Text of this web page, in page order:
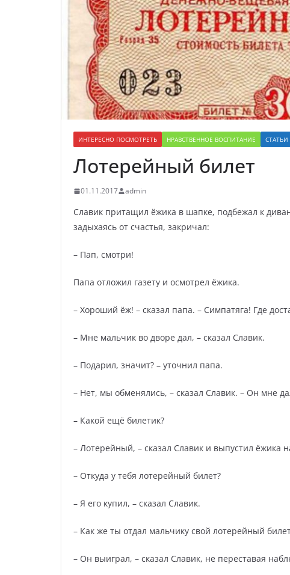
ИНТЕРЕСНО ПОСМОТРЕТЬ НРАВСТВЕННОЕ ВОСПИТАНИЕ
Лотерейный билет
01.11.2017 admin
Славик притащил ёжика в шапке, подбежал к
задыхаясь от счастья, закричал:
– Пап, смотри!
Папа отложил газету и осмотрел ёжика.
– Хороший ёж! – сказал папа. – Симпатяга! Где
– Мне мальчик во дворе дал, – сказал Славик.
– Подарил, значит? – уточнил папа.
– Нет, мы обменялись, – сказал Славик. – Он мне
– Какой ещё билетик?
– Лотерейный, – сказал Славик и выпустил ёжика
– Откуда у тебя лотерейный билет?
– Я его купил, – сказал Славик.
– Как же ты отдал мальчику свой лотерейный
– Он выиграл, – сказал Славик, не переставая